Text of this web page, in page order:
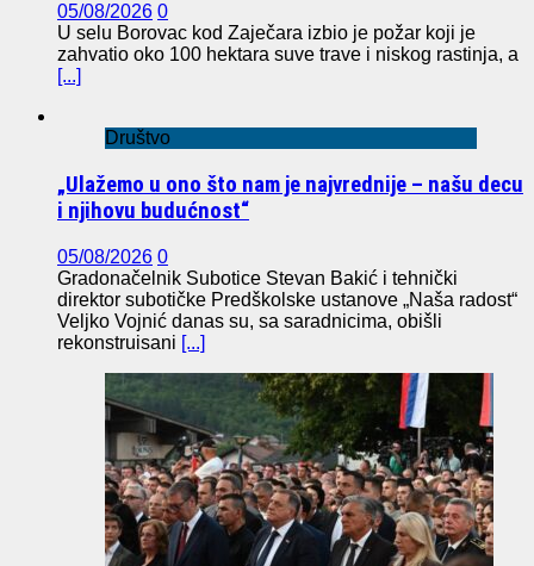
05/08/2026 0
U selu Borovac kod Zaječara izbio je požar koji je
zahvatio oko 100 hektara suve trave i niskog rastinja, a
[...]
Društvo
„Ulažemo u ono što nam je najvrednije – našu decu
i njihovu budućnost“
05/08/2026 0
Gradonačelnik Subotice Stevan Bakić i tehnički
direktor subotičke Predškolske ustanove „Naša radost“
Veljko Vojnić danas su, sa saradnicima, obišli
rekonstruisani [...]